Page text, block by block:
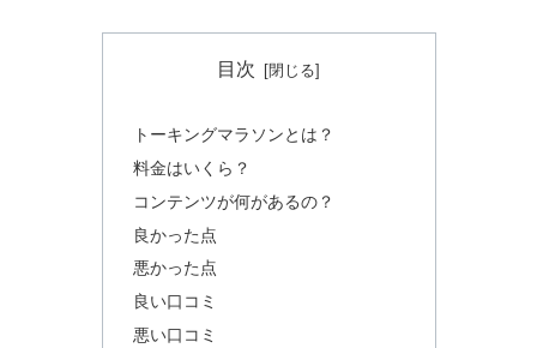
目次
トーキングマラソンとは？
料金はいくら？
コンテンツが何があるの？
良かった点
悪かった点
良い口コミ
悪い口コミ